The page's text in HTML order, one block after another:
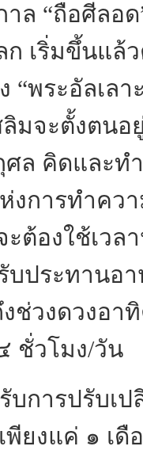
ถือศีลอด”
ก เริ่มขึ้นแล้
“พระอัลเล
มจะตั้งตนอ
ศล คิดและท
งการทำคว
ต้องใช้เวล
บประทานอ
ช่วงดวงอา
ชั่วโมง/วัน
รปรับเปลี่
พียงแค่ ๑ เ